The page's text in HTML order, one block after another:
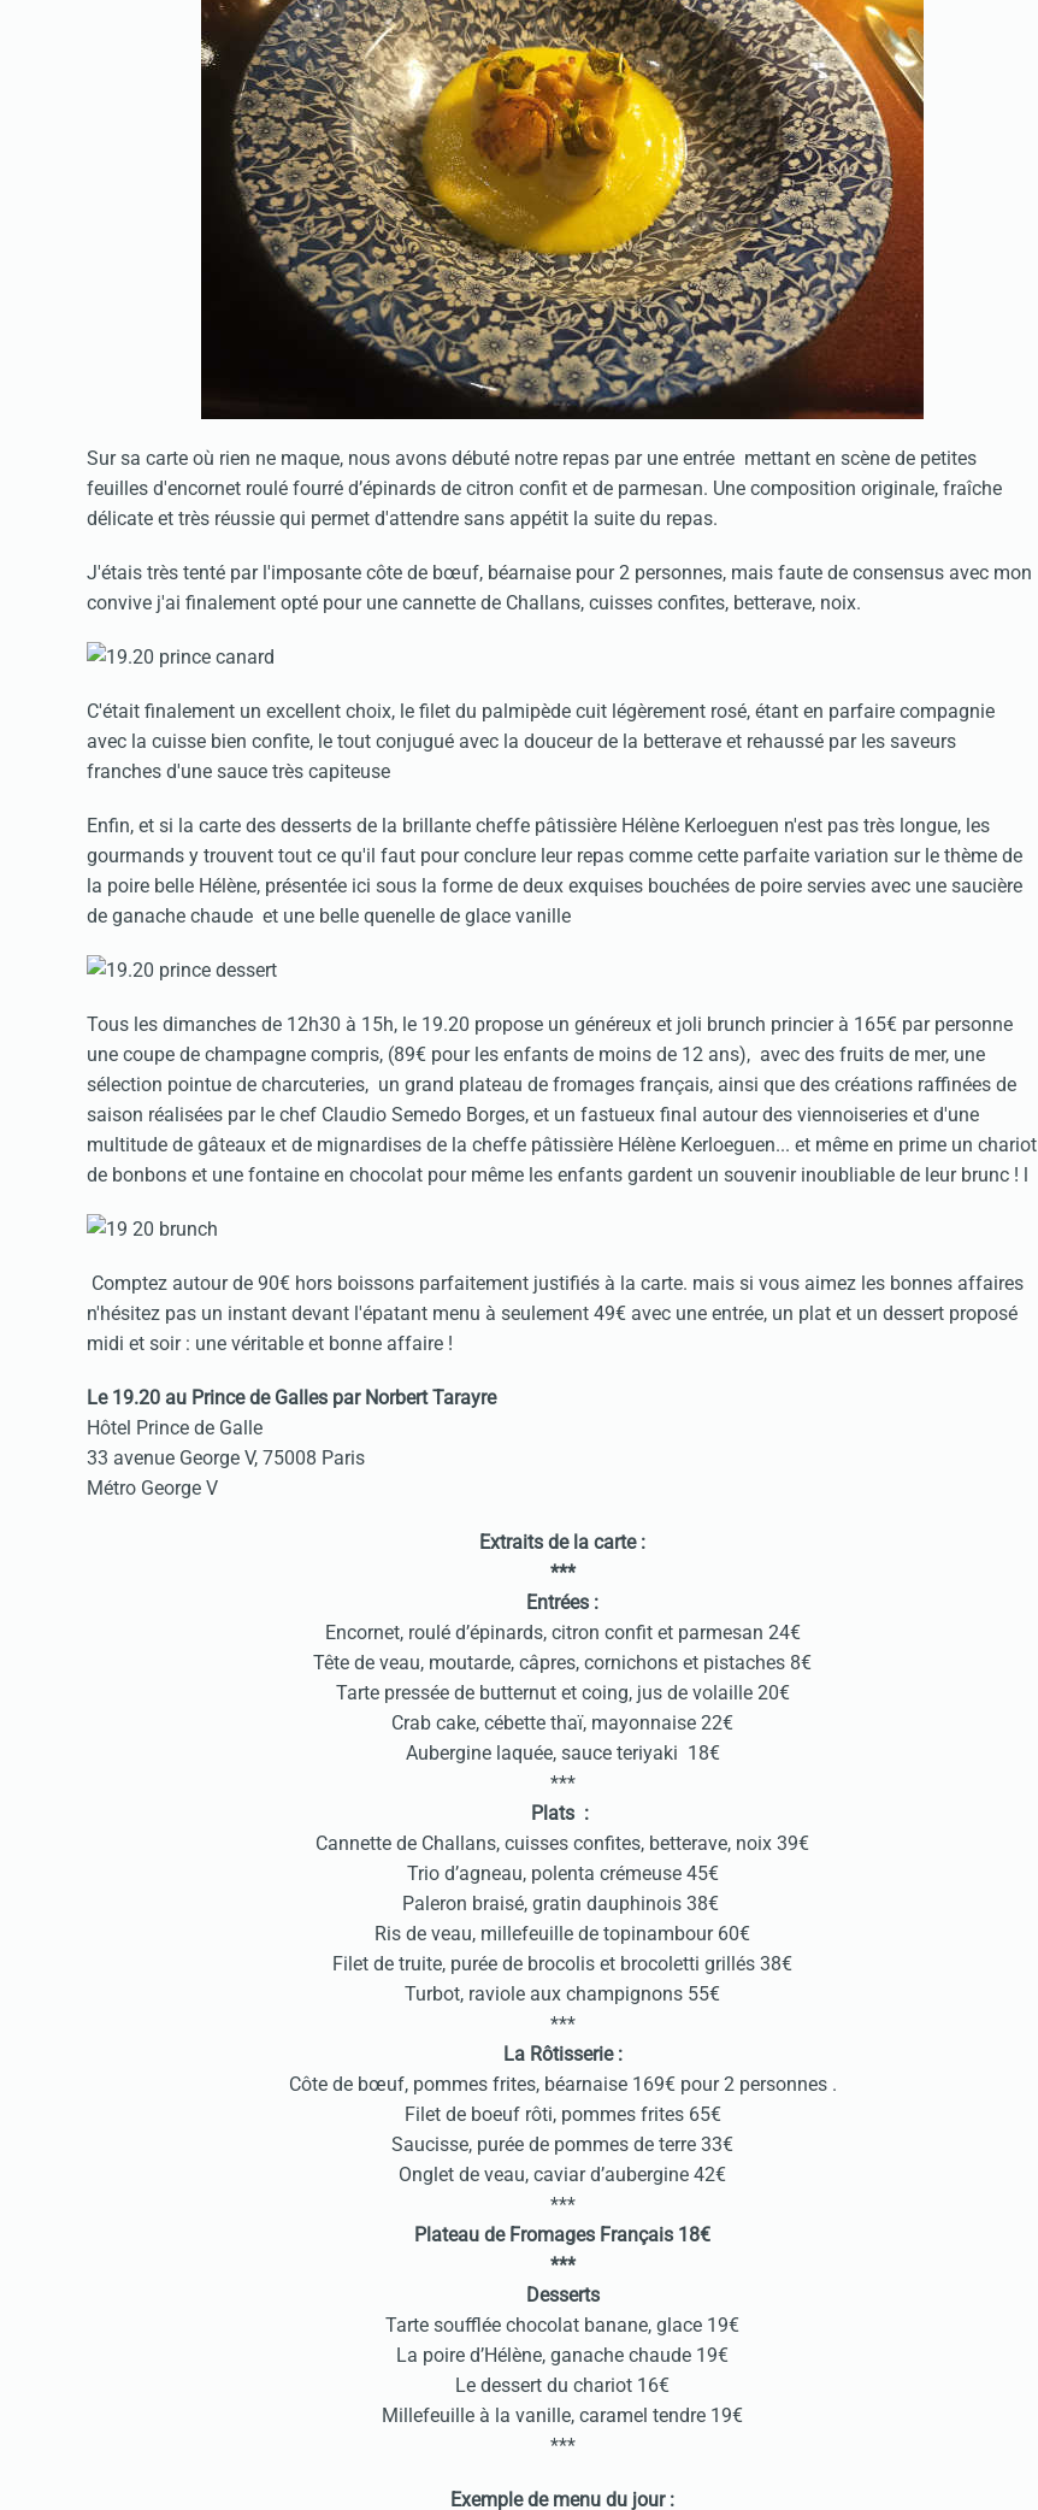
Sur sa carte où rien ne maque, nous avons débuté notre repas par une entrée mettant en scène de petites
feuilles d'encornet roulé fourré d’épinards de citron confit et de parmesan. Une composition originale, fraîche
délicate et très réussie qui permet d'attendre sans appétit la suite du repas.
J'étais très tenté par l'imposante côte de bœuf, béarnaise pour 2 personnes, mais faute de consensus avec mon
convive j'ai finalement opté pour une cannette de Challans, cuisses confites, betterave, noix.
C'était finalement un excellent choix, le filet du palmipède cuit légèrement rosé, étant en parfaire compagnie
avec la cuisse bien confite, le tout conjugué avec la douceur de la betterave et rehaussé par les saveurs
franches d'une sauce très capiteuse
Enfin, et si la carte des desserts de la brillante cheffe pâtissière Hélène Kerloeguen n'est pas très longue, les
gourmands y trouvent tout ce qu'il faut pour conclure leur repas comme cette parfaite variation sur le thème de
la poire belle Hélène, présentée ici sous la forme de deux exquises bouchées de poire servies avec une saucière
de ganache chaude et une belle quenelle de glace vanille
Tous les dimanches de 12h30 à 15h, le 19.20 propose un généreux et joli brunch princier à 165€ par personne
une coupe de champagne compris, (89€ pour les enfants de moins de 12 ans), avec des fruits de mer, une
sélection pointue de charcuteries, un grand plateau de fromages français, ainsi que des créations raffinées de
saison réalisées par le chef Claudio Semedo Borges, et un fastueux final autour des viennoiseries et d'une
multitude de gâteaux et de mignardises de la cheffe pâtissière Hélène Kerloeguen... et même en prime un chariot
de bonbons et une fontaine en chocolat pour même les enfants gardent un souvenir inoubliable de leur brunc ! l
Comptez autour de 90€ hors boissons parfaitement justifiés à la carte. mais si vous aimez les bonnes affaires
n'hésitez pas un instant devant l'épatant menu à seulement 49€ avec une entrée, un plat et un dessert proposé
midi et soir : une véritable et bonne affaire !
Le 19.20 au Prince de Galles par Norbert Tarayre
Hôtel Prince de Galle
33 avenue George V, 75008 Paris
Métro George V
Extraits de la carte :
***
Entrées :
Encornet, roulé d’épinards, citron confit et parmesan 24€
Tête de veau, moutarde, câpres, cornichons et pistaches 8€
Tarte pressée de butternut et coing, jus de volaille 20€
Crab cake, cébette thaï, mayonnaise 22€
Aubergine laquée, sauce teriyaki 18€
***
Plats :
Cannette de Challans, cuisses confites, betterave, noix 39€
Trio d’agneau, polenta crémeuse 45€
Paleron braisé, gratin dauphinois 38€
Ris de veau, millefeuille de topinambour 60€
Filet de truite, purée de brocolis et brocoletti grillés 38€
Turbot, raviole aux champignons 55€
***
La Rôtisserie :
Côte de bœuf, pommes frites, béarnaise 169€ pour 2 personnes .
Filet de boeuf rôti, pommes frites 65€
Saucisse, purée de pommes de terre 33€
Onglet de veau, caviar d’aubergine 42€
***
Plateau de Fromages Français 18€
***
Desserts
Tarte soufflée chocolat banane, glace 19€
La poire d’Hélène, ganache chaude 19€
Le dessert du chariot 16€
Millefeuille à la vanille, caramel tendre 19€
***
Exemple de menu du jour :